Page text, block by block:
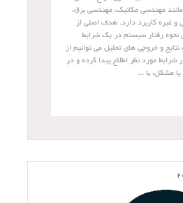
مهندسی مکانیک، مهندسی برق،
و غیره کاربرد دارد. هدف اصلی از
رفتار سیستم در یک شرایط
و خروجی های تحلیل می توانیم از
مورد نظر اطلاع پیدا کرده و در
مشکل، با ...